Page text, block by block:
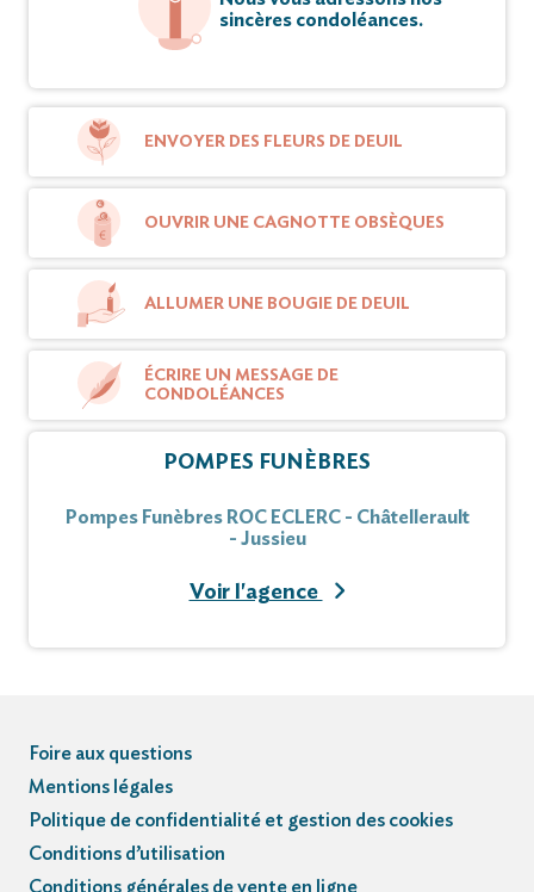
sincères condoléances.
ENVOYER DES FLEURS DE DEUIL
OUVRIR UNE CAGNOTTE OBSÈQUES
ALLUMER UNE BOUGIE DE DEUIL
ÉCRIRE UN MESSAGE DE
CONDOLÉANCES
POMPES FUNÈBRES
Pompes Funèbres ROC ECLERC - Châtellerault
- Jussieu
Voir l'agence
Foire aux questions
Mentions légales
Politique de confidentialité et gestion des cookies
Conditions d’utilisation
Conditions générales de vente en ligne